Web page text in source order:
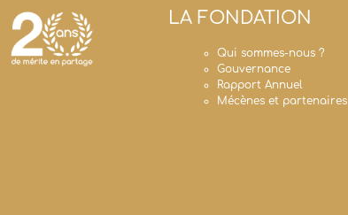
LA FONDATION
Qui sommes-nous ?
Gouvernance
Rapport Annuel
Mécènes et partenaires